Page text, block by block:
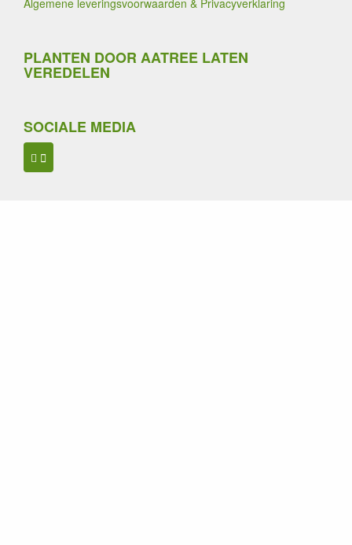
Algemene leveringsvoorwaarden & Privacyverklaring
PLANTEN DOOR AATREE LATEN
VEREDELEN
SOCIALE MEDIA